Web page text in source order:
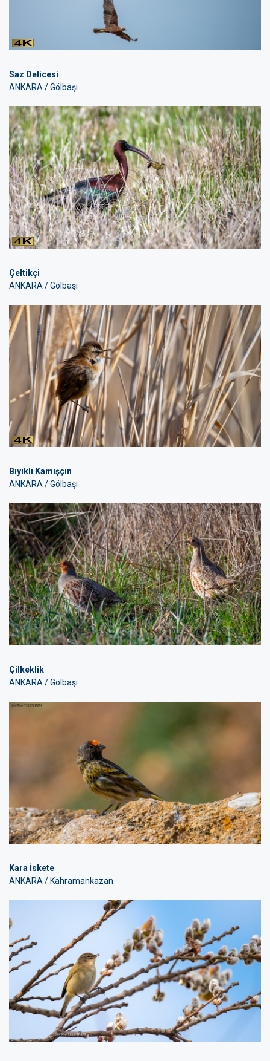
Saz Delicesi
ANKARA / Gölbaşı
Çeltikçi
ANKARA / Gölbaşı
Bıyıklı Kamışçın
ANKARA / Gölbaşı
Çilkeklik
ANKARA / Gölbaşı
Kara İskete
ANKARA / Kahramankazan